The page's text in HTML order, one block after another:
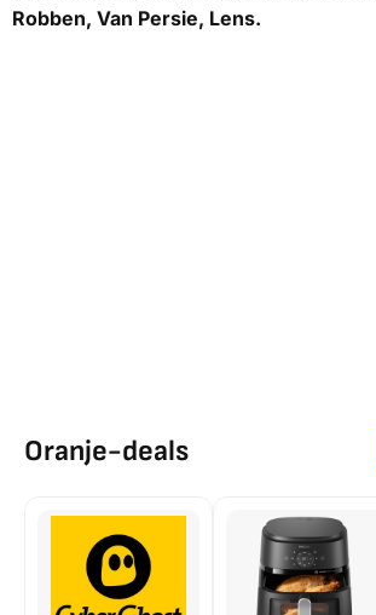
Robben, Van Persie, Lens.
Oranje-deals